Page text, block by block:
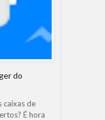
do
caixas de
É hora